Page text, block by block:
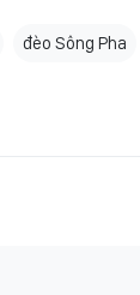
đèo Sông Pha